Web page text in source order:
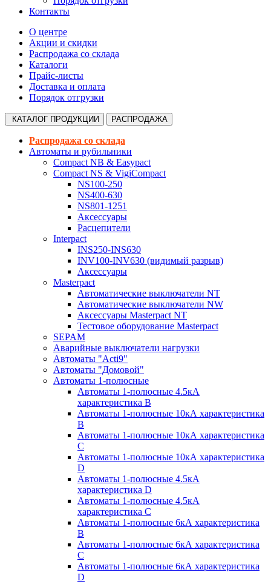
Контакты
О центре
Акции и скидки
Распродажа со склада
Каталоги
Прайс-листы
Доставка и оплата
Порядок отгрузки
КАТАЛОГ ПРОДУКЦИИ РАСПРОДАЖА
Распродажа со склада
Автоматы и рубильники
Compact NB & Easypact
Compact NS & VigiCompact
NS100-250
NS400-630
NS801-1251
Аксессуары
Расцепители
Interpact
INS250-INS630
INV100-INV630 (видимый разрыв)
Аксессуары
Masterpact
Автоматические выключатели NT
Автоматические выключатели NW
Аксессуары Masterpact NT
Тестовое оборудование Masterpact
SEPAM
Аварийные выключатели нагрузки
Автоматы "Acti9"
Автоматы "Домовой"
Автоматы 1-полюсные
Автоматы 1-полюсные 4.5кА
характеристика В
Автоматы 1-полюсные 10кА характеристика
B
Автоматы 1-полюсные 10кА характеристика
C
Автоматы 1-полюсные 10кА характеристика
D
Автоматы 1-полюсные 4.5кА
характеристика D
Автоматы 1-полюсные 4.5кА
характеристика С
Автоматы 1-полюсные 6кА характеристика
B
Автоматы 1-полюсные 6кА характеристика
C
Автоматы 1-полюсные 6кА характеристика
D